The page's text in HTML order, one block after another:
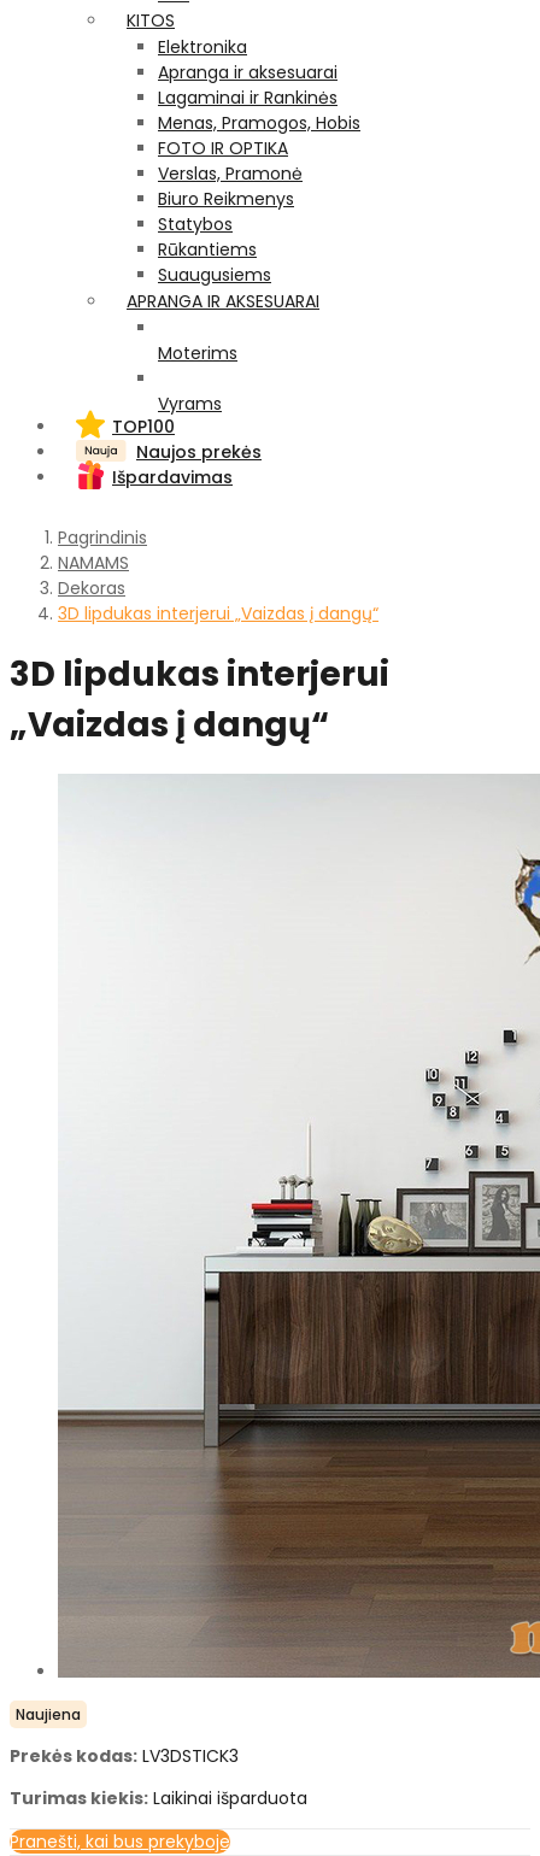
KITOS
Elektronika
Apranga ir aksesuarai
Lagaminai ir Rankinės
Menas, Pramogos, Hobis
FOTO IR OPTIKA
Verslas, Pramonė
Biuro Reikmenys
Statybos
Rūkantiems
Suaugusiems
APRANGA IR AKSESUARAI
Moterims
Vyrams
TOP100
Naujos prekės
Išpardavimas
Pagrindinis
NAMAMS
Dekoras
3D lipdukas interjerui „Vaizdas į dangų“
3D lipdukas interjerui
„Vaizdas į dangų“
Naujiena
Prekės kodas: LV3DSTICK3
Turimas kiekis: Laikinai išparduota
Pranešti, kai bus prekyboje